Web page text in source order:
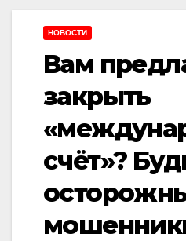
НОВОСТИ
Вам
закрыть
счёт»?